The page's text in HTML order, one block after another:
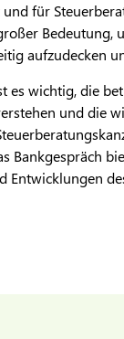
für
Bedeutung,
aufzudecken
es wichtig, die
und die
Bankgespräch
Entwicklungen